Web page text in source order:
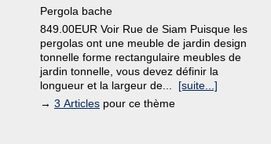
Pergola bache
849.00EUR Voir Rue de Siam Puisque les
pergolas ont une meuble de jardin design
tonnelle forme rectangulaire meubles de
jardin tonnelle, vous devez définir la
longueur et la largeur de... [suite...]
→ 3 Articles pour ce thème